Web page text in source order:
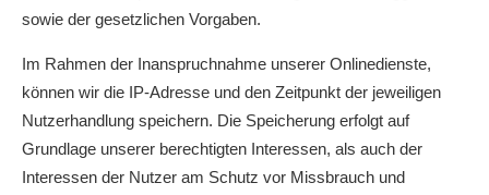
sowie der gesetzlichen Vorgaben.
Im Rahmen der Inanspruchnahme unserer Onlinedienste,
können wir die IP-Adresse und den Zeitpunkt der jeweiligen
Nutzerhandlung speichern. Die Speicherung erfolgt auf
Grundlage unserer berechtigten Interessen, als auch der
Interessen der Nutzer am Schutz vor Missbrauch und